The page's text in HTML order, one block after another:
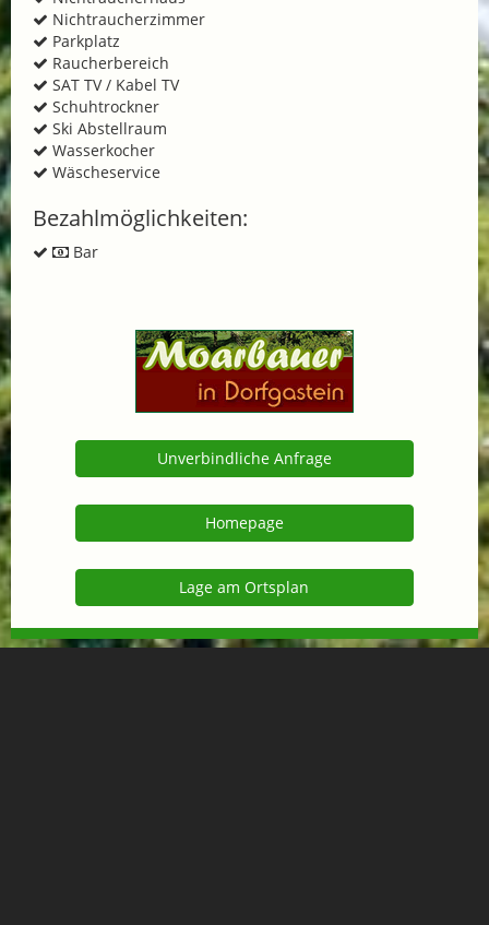
Nichtraucherzimmer
Parkplatz
Raucherbereich
SAT TV / Kabel TV
Schuhtrockner
Ski Abstellraum
Wasserkocher
Wäscheservice
Bezahlmöglichkeiten:
Bar
Unverbindliche Anfrage
Homepage
Lage am Ortsplan